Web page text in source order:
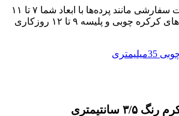
ساخت محصولات سفارشی مانند پرده‌ها با ابعاد شما ۷ تا ۱۱
روزکاری و پرده‌های کرکره چوبی و پلیسه ۹ تا ۱۲ روزکاری
سانتیمتری